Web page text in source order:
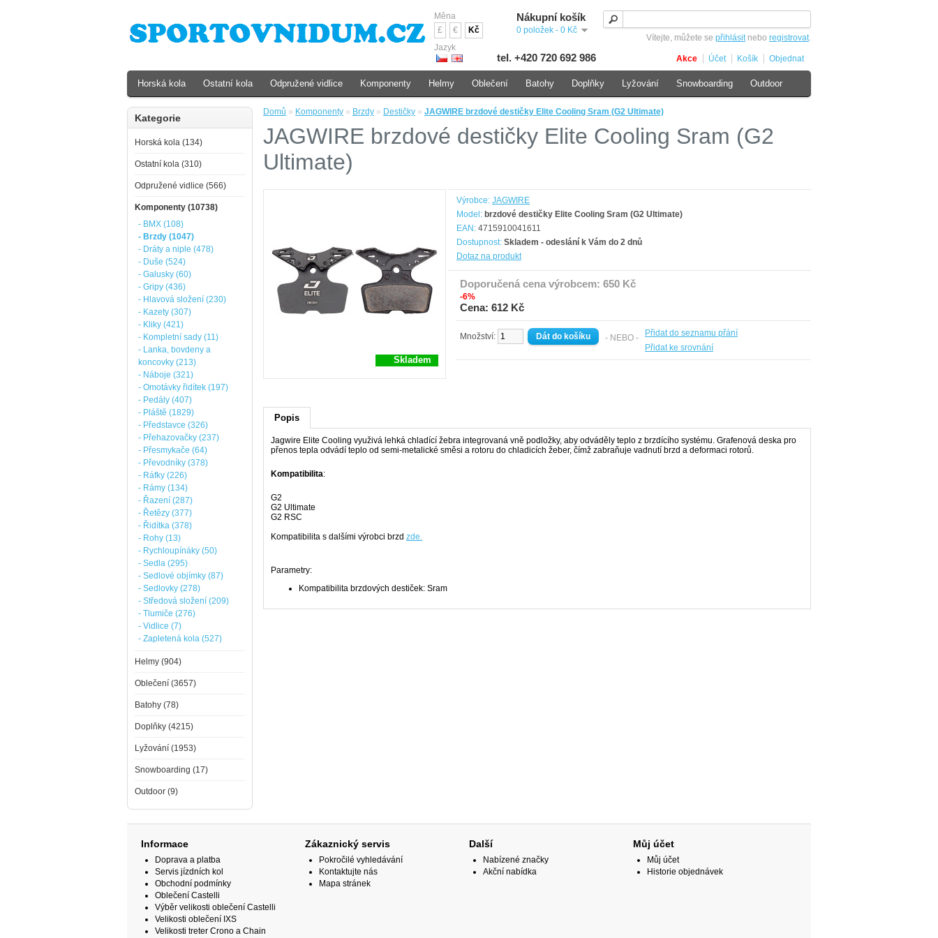
Jazyk
Měna
£
€ Kč
Nákupní košík
0 položek - 0 Kč
Vítejte, můžete se přihlásitnebo registrovat.
tel. +420 720 692 986 Akce Účet Košík Objednat
Domů » Komponenty » Brzdy » Destičky » JAGWIRE brzdové destičky Elite Cooling Sram (G2 Ultimate)
JAGWIRE brzdové destičky Elite Cooling Sram (G2
Ultimate)
Skladem
Výrobce: JAGWIRE
Model: brzdové destičky Elite Cooling Sram (G2 Ultimate)
EAN: 4715910041611
Dostupnost: Skladem - odeslání k Vám do 2 dnů
Dotaz na produkt
Doporučená cena výrobcem: 650 Kč
-6%
Cena: 612 Kč
Množství: - NEBO -
Přidat do seznamu přání
Přidat ke srovnání
Popis
Jagwire Elite Cooling využivá lehká chladící žebra integrovaná vně podložky, aby odváděly teplo z brzdícího systému. Grafenová deska pro
přenos tepla odvádí teplo od semi-metalické směsi a rotoru do chladicích žeber, čímž zabraňuje vadnutí brzd a deformaci rotorů.
Kompatibilita:
G2
G2 Ultimate
G2 RSC
Kompatibilita s dalšími výrobci brzd zde.
Parametry:
Kompatibilita brzdových destiček: Sram
Kategorie
Horská kola (134)
Ostatní kola (310)
Odpružené vidlice (566)
Komponenty (10738)
- BMX (108)
- Brzdy (1047)
- Dráty a niple (478)
- Duše (524)
- Galusky (60)
- Gripy (436)
- Hlavová složení (230)
- Kazety (307)
- Kliky (421)
- Kompletní sady (11)
- Lanka, bovdeny a
koncovky (213)
- Náboje (321)
- Omotávky řidítek (197)
- Pedály (407)
- Pláště (1829)
- Představce (326)
- Přehazovačky (237)
- Přesmykače (64)
- Převodníky (378)
- Ráfky (226)
- Rámy (134)
- Řazení (287)
- Řetězy (377)
- Řidítka (378)
- Rohy (13)
- Rychloupínáky (50)
- Sedla (295)
- Sedlové objímky (87)
- Sedlovky (278)
- Středová složení (209)
- Tlumiče (276)
- Vidlice (7)
- Zapletená kola (527)
Helmy (904)
Oblečení (3657)
Batohy (78)
Doplňky (4215)
Lyžování (1953)
Snowboarding (17)
Outdoor (9)
Horská kola Ostatní kola Odpružené vidlice Komponenty Helmy Oblečení Batohy Doplňky Lyžování Snowboarding Outdoor
Informace
Doprava a platba
Servis jízdních kol
Obchodní podmínky
Oblečení Castelli
Výběr velikosti oblečení Castelli
Velikosti oblečení IXS
Velikosti treter Crono a Chain
Zákaznický servis
Pokročilé vyhledávání
Kontaktujte nás
Mapa stránek
Další
Nabízené značky
Akční nabídka
Můj účet
Můj účet
Historie objednávek